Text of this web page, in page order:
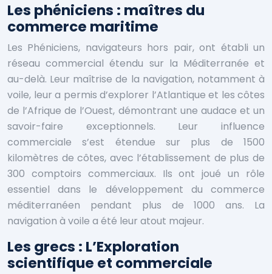
Les phéniciens : maîtres du
commerce maritime
Les Phéniciens, navigateurs hors pair, ont établi un
réseau commercial étendu sur la Méditerranée et
au-delà. Leur maîtrise de la navigation, notamment à
voile, leur a permis d’explorer l’Atlantique et les côtes
de l’Afrique de l’Ouest, démontrant une audace et un
savoir-faire exceptionnels. Leur influence
commerciale s’est étendue sur plus de 1500
kilomètres de côtes, avec l’établissement de plus de
300 comptoirs commerciaux. Ils ont joué un rôle
essentiel dans le développement du commerce
méditerranéen pendant plus de 1000 ans. La
navigation à voile a été leur atout majeur.
Les grecs : L’Exploration
scientifique et commerciale